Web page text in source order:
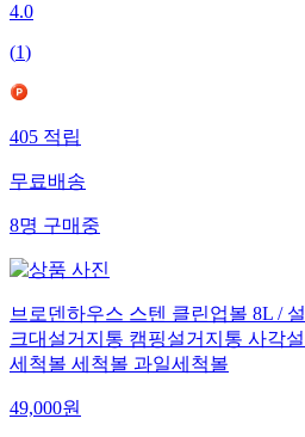
4.0
(1)
405적립
무료배송
8명구매중
브로덴하우스 스텐 클린업볼 8L /
크대설거지통 캠핑설거지통 사각
세척볼 세척볼 과일세척볼
49,000원